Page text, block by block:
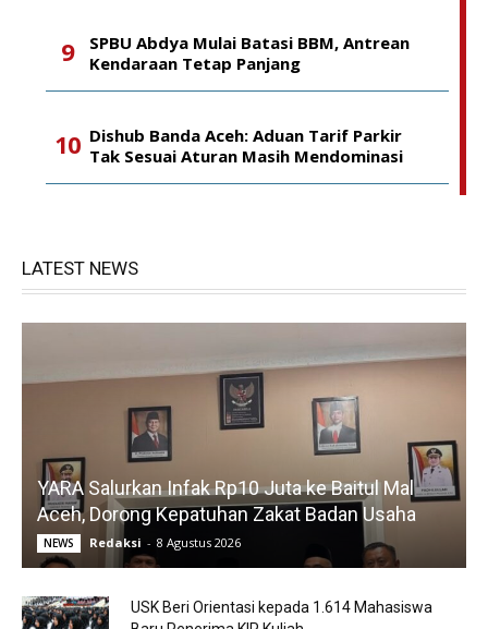
SPBU Abdya Mulai Batasi BBM, Antrean
Kendaraan Tetap Panjang
Dishub Banda Aceh: Aduan Tarif Parkir
Tak Sesuai Aturan Masih Mendominasi
LATEST NEWS
YARA Salurkan Infak Rp10 Juta ke Baitul Mal
Aceh, Dorong Kepatuhan Zakat Badan Usaha
NEWS Redaksi - 8 Agustus 2026
USK Beri Orientasi kepada 1.614 Mahasiswa